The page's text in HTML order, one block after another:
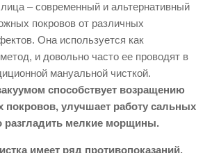
– современный и альтернативный
покровов от различных
Она используется как
и довольно часто ее проводят в
мануальной чисткой.
способствует возращению
улучшает работу сальных
разгладить мелкие морщины.
имеет ряд противопоказаний.